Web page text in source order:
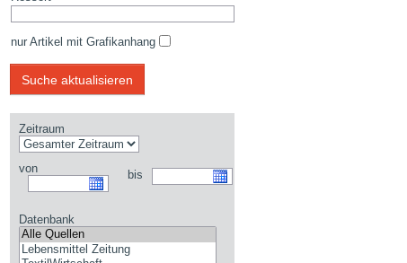
nur Artikel mit Grafikanhang
Zeitraum
von bis
Datenbank